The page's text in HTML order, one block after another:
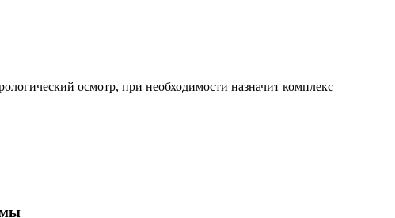
осмотр, при необходимости назначит комплекс